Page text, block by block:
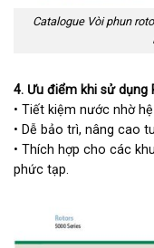
Catalogue Vòi phun
4. Ưu điểm khi sử dụng
• Tiết kiệm nước nhờ
• Dễ bảo trì, nâng cao
• Thích hợp cho các
phức tạp.